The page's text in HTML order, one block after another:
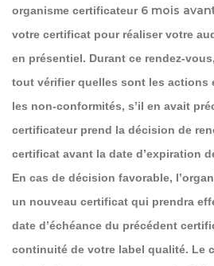
organisme certificateur6 mois
votre certificat pour réaliser votre
en présentiel. Durant ce rendez-
tout vérifier quelles sont les actions
les non-conformités, s’il en avait
certificateur prend la décision de
certificat avant la date d’expiration
En cas de décision favorable,
un nouveau certificat qui prendra
date d’échéance du précédent
continuité de votre label qualité. Le